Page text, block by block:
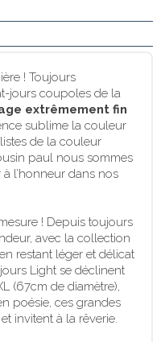
! Toujours
jours coupoles de la
extrêmement fin
sublime la couleur
de la couleur
paul nous sommes
l’honneur dans nos
! Depuis toujours
avec la collection
restant léger et délicat
Light se déclinent
(67cm de diamètre),
poésie, ces grandes
invitent à la rêverie.